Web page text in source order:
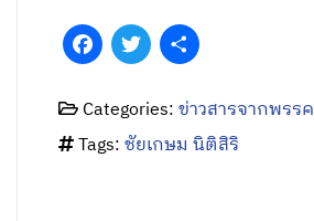
FacebookTwitter
Categories:ข่าวสารจากพรรค
Tags:ชัยเกษม นิติสิริ